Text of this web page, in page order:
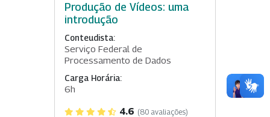
Produção de Vídeos: uma
introdução
Conteudista:
Serviço Federal de
Processamento de Dados
Carga Horária:
6h
4.6 (80 avaliações)